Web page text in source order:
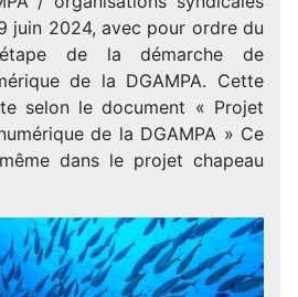
juin 2024, avec pour ordre du
de la démarche de
de la DGAMPA. Cette
selon le document « Projet
de la DGAMPA » Ce
dans le projet chapeau